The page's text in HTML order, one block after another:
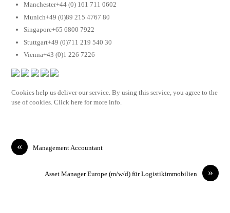
Manchester+44 (0) 161 711 0602
Munich+49 (0)89 215 4767 80
Singapore+65 6800 7922
Stuttgart+49 (0)711 219 540 30
Vienna+43 (0)1 226 7226
Cookies help us deliver our service. By using this service, you agree to the
use of cookies. Click here for more info.
« Management Accountant
»
Asset Manager Europe (m/w/d) für Logistikimmobilien